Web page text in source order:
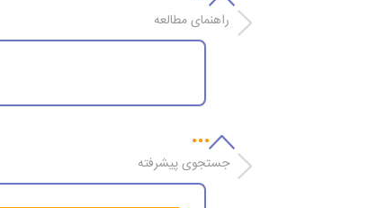
راهنمای مطالعه
جستجوی پیشرفته